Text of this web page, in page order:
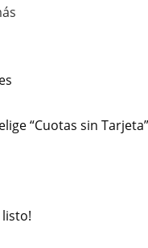
“Cuotas sin